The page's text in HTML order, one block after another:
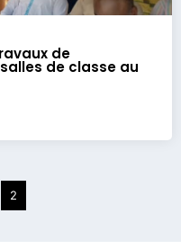
de
de classe au
2